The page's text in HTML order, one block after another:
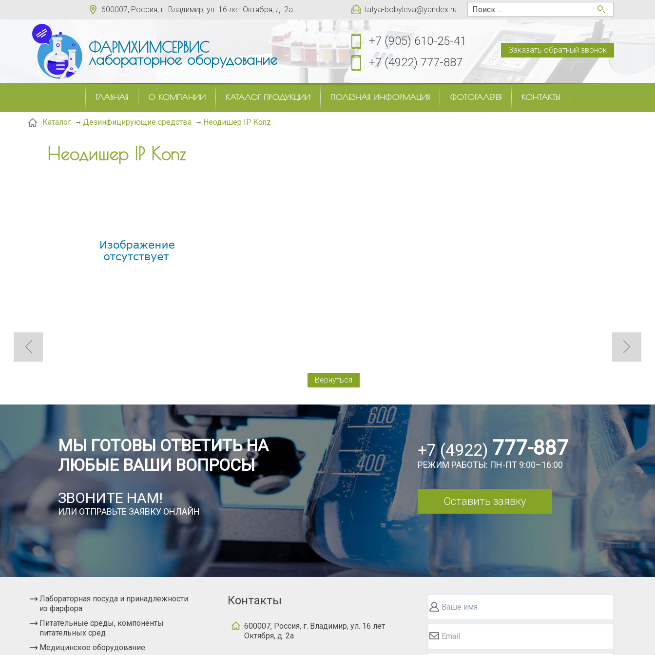
tatya-bobyleva@yandex.ru
600007, Россия, г. Владимир, ул. 16 лет Октября, д. 2а
ФАРМХИМСЕРВИС
лабораторное оборудование
+7 (905) 610-25-41
+7 (4922) 777-887
Заказать обратный звонок
ГЛАВНАЯ О КОМПАНИИ КАТАЛОГ ПРОДУКЦИИ ПОЛЕЗНАЯ ИНФОРМАЦИЯ ФОТОГАЛЕРЕЯ КОНТАКТЫ
Каталог Дезинфицирующие средства Неодишер IP Konz
Неодишер IP Konz
Вернуться
МЫ ГОТОВЫ ОТВЕТИТЬ НА
ЛЮБЫЕ ВАШИ ВОПРОСЫ
ЗВОНИТЕ НАМ!
ИЛИ ОТПРАВЬТЕ ЗАЯВКУ ОНЛАЙН
+7 (4922) 777-887
РЕЖИМ РАБОТЫ: ПН-ПТ 9:00–16:00
Оставить заявку
Лабораторная посуда и принадлежности
из фарфора
Питательные среды, компоненты
питательных сред
Медицинское оборудование
Контакты
600007, Россия, г. Владимир, ул. 16 лет
Октября, д. 2а
Ваше имя
Email